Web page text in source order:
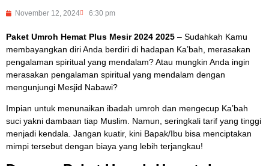
November 12, 2024 6:30 pm
Paket Umroh Hemat Plus Mesir 2024 2025 – Sudahkah Kamu
membayangkan diri Anda berdiri di hadapan Ka’bah, merasakan
pengalaman spiritual yang mendalam? Atau mungkin Anda ingin
merasakan pengalaman spiritual yang mendalam dengan
mengunjungi Mesjid Nabawi?
Impian untuk menunaikan ibadah umroh dan mengecup Ka’bah
suci yakni dambaan tiap Muslim. Namun, seringkali tarif yang tinggi
menjadi kendala. Jangan kuatir, kini Bapak/Ibu bisa menciptakan
mimpi tersebut dengan biaya yang lebih terjangkau!